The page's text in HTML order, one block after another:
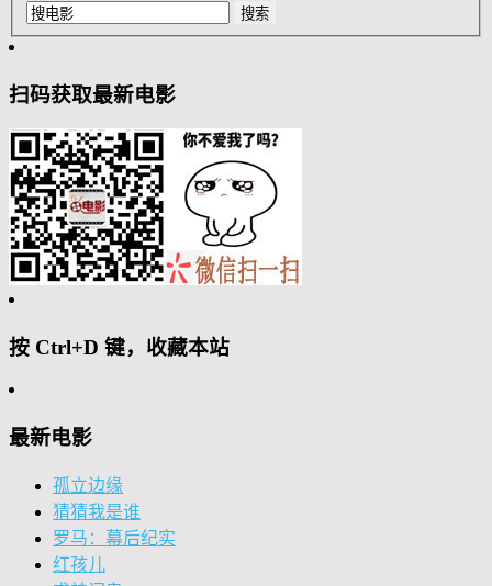
扫码获取最新电影
按 Ctrl+D 键，收藏本站
最新电影
孤立边缘
猜猜我是谁
罗马：幕后纪实
红孩儿